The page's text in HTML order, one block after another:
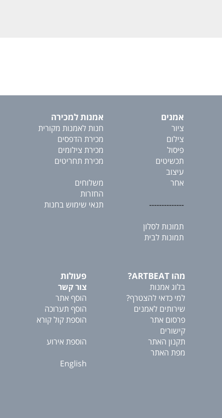
אמנים
ציור
צילום
פיסול
תכשיטים
עיצוב
אחר
--------------
תמונות לסלון
תמונות לבית
אמנות למכירה
חנות לאמנות מקורית
מכירת הדפסים
מכירת צילומים
מכירת תחריטים
משלוחים
החזרות
תנאי שימוש בחנות
מהו ARTBEAT?
בלוג אמנות
למי כדאי להצטרף?
שירותים לאמנים
פרסום אתר
קישורים
תקנון האתר
מפת האתר
פעולות
צור קשר
הוסף אתר
הוסף תערוכה
הוספת קול קורא
הוספת אירוע
English